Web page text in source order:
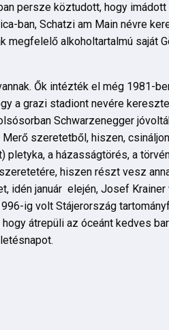
persze köztudott, hogy imádott
ban, Schatzi am Main névre
megfelelő alkoholtartalmú saját
Ők intézték el még 1981-
a grazi stadiont nevére
Schwarzenegger
szeretetből, hiszen,
a házasságtörés, a
hiszen részt vesz
idén január elején, Josef
ig volt Stájerország
átrepüli az óceánt kedves